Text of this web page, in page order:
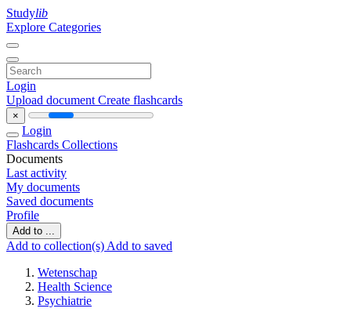
Studylib
Explore Categories
Login
Upload document Create flashcards
×
Login
Flashcards Collections
Documents
Last activity
My documents
Saved documents
Profile
Add to ...
Add to collection(s) Add to saved
Wetenschap
Health Science
Psychiatrie